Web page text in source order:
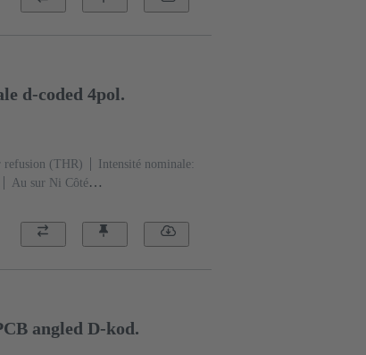
d-coded 4pol.
refusion (THR)
Intensité nominale:
Au sur Ni Côté
angled D-kod.